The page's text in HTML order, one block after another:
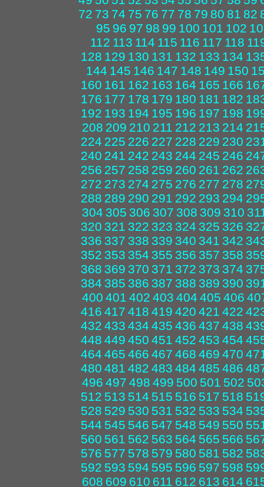
72 73 74 75 76 77 78 79 80 81 82
95 96 97 98 99 100 101 102
112 113 114 115 116 117 118
128 129 130 131 132 133 134
144 145 146 147 148 149 150
160 161 162 163 164 165 166
176 177 178 179 180 181 182
192 193 194 195 196 197 198
208 209 210 211 212 213 214
224 225 226 227 228 229 230
240 241 242 243 244 245 246
256 257 258 259 260 261 262
272 273 274 275 276 277 278
288 289 290 291 292 293 294
304 305 306 307 308 309 310
320 321 322 323 324 325 326
336 337 338 339 340 341 342
352 353 354 355 356 357 358
368 369 370 371 372 373 374
384 385 386 387 388 389 390
400 401 402 403 404 405 406
416 417 418 419 420 421 422
432 433 434 435 436 437 438
448 449 450 451 452 453 454
464 465 466 467 468 469 470
480 481 482 483 484 485 486
496 497 498 499 500 501 502
512 513 514 515 516 517 518
528 529 530 531 532 533 534
544 545 546 547 548 549 550
560 561 562 563 564 565 566
576 577 578 579 580 581 582
592 593 594 595 596 597 598
608 609 610 611 612 613 614